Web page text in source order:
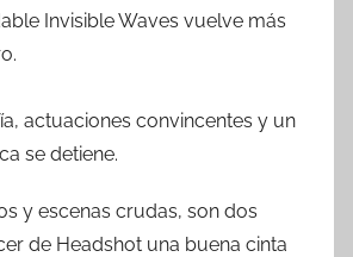
Invisible Waves vuelve más
actuaciones convincentes y un
se detiene.
y escenas crudas, son dos
de Headshot una buena cinta